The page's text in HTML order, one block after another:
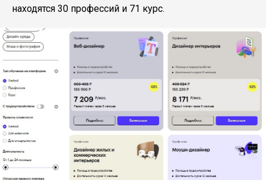
находятся 30 профессий и 71 курс.